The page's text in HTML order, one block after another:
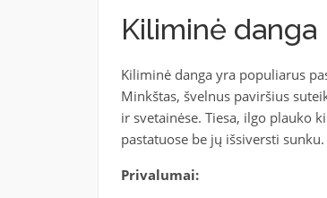
Kiliminė danga
Kiliminė danga yra populiarus
Minkštas, švelnus paviršius
ir svetainėse. Tiesa, ilgo plauko
pastatuose be jų išsiversti sunku.
Privalumai: